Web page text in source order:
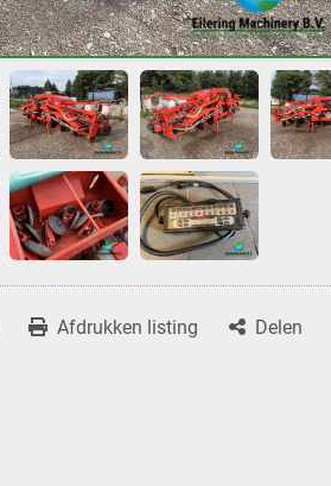
Afdrukken listing Delen